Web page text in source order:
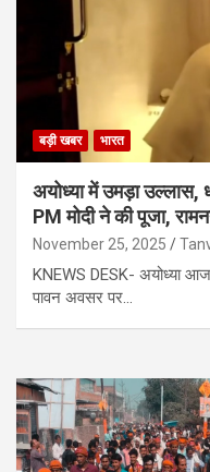
बड़ी खबर भारत
अयोध्या में उमड़ा उल्लास,
PM मोदी ने की पूजा,
November 25, 2025
KNEWS DESK- अयोध्या
पावन अवसर पर…